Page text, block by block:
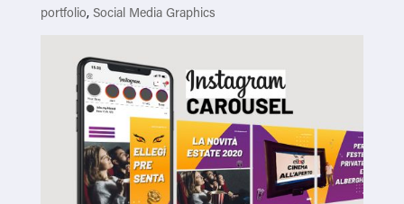
portfolio, Social Media Graphics